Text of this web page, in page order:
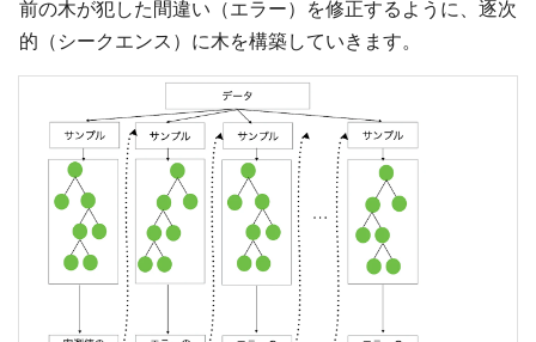
前の木が犯した間違い（エラー）を修正するように、逐次
的（シークエンス）に木を構築していきます。